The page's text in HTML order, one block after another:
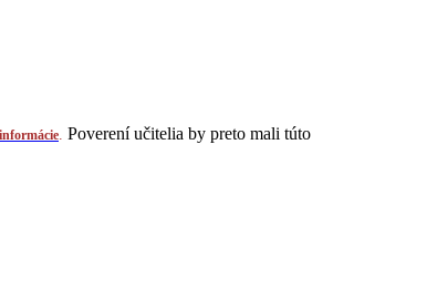
Poverení učitelia by preto mali túto